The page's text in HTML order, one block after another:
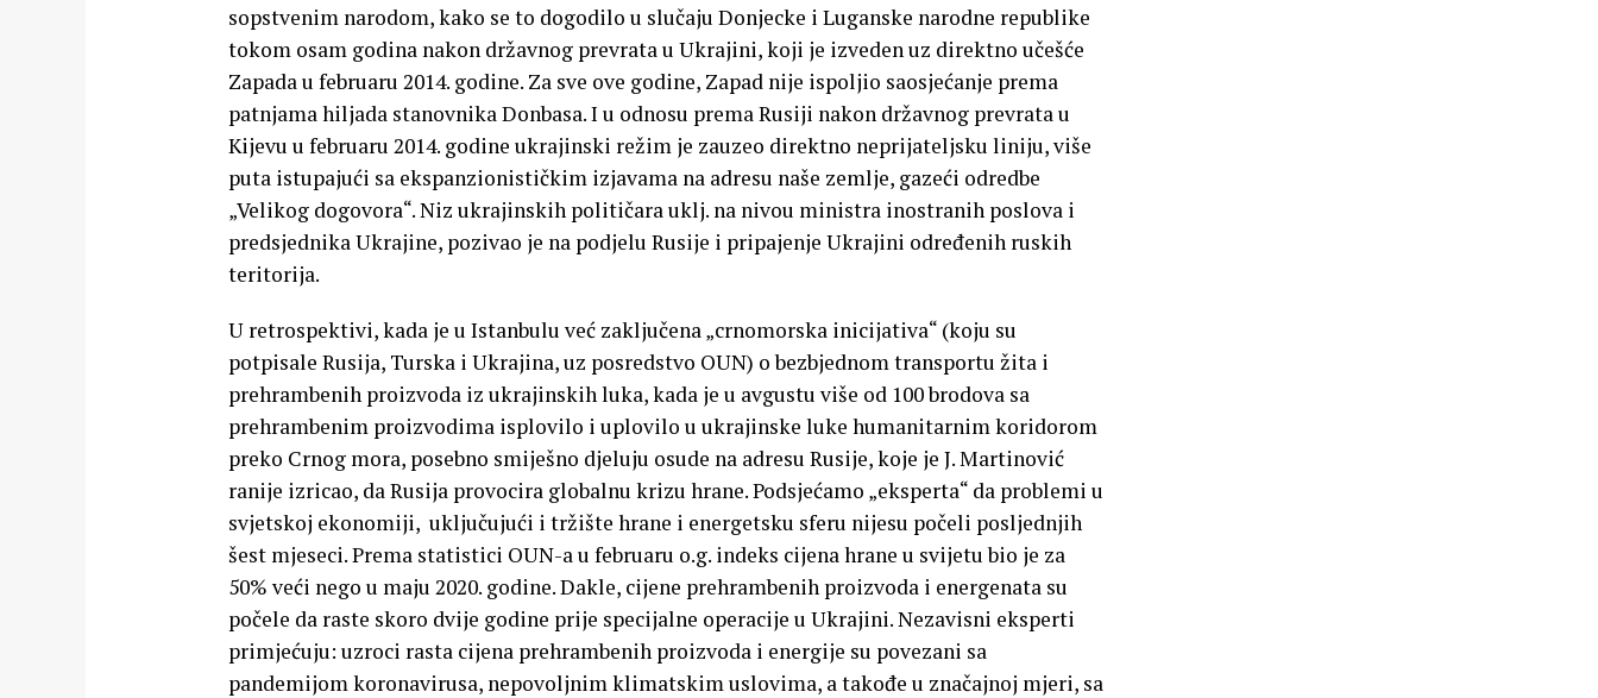
sopstvenim narodom, kako se to dogodilo u slučaju Donjecke i Luganske narodne republike
tokom osam godina nakon državnog prevrata u Ukrajini, koji je izveden uz direktno učešće
Zapada u februaru 2014. godine. Za sve ove godine, Zapad nije ispoljio saosjećanje prema
patnjama hiljada stanovnika Donbasa. I u odnosu prema Rusiji nakon državnog prevrata u
Kijevu u februaru 2014. godine ukrajinski režim je zauzeo direktno neprijateljsku liniju, više
puta istupajući sa ekspanzionističkim izjavama na adresu naše zemlje, gazeći odredbe
„Velikog dogovora“. Niz ukrajinskih političara uklj. na nivou ministra inostranih poslova i
predsjednika Ukrajine, pozivao je na podjelu Rusije i pripajenje Ukrajini određenih ruskih
teritorija.
U retrospektivi, kada je u Istanbulu već zaključena „crnomorska inicijativa“ (koju su
potpisale Rusija, Turska i Ukrajina, uz posredstvo OUN) o bezbjednom transportu žita i
prehrambenih proizvoda iz ukrajinskih luka, kada je u avgustu više od 100 brodova sa
prehrambenim proizvodima isplovilo i uplovilo u ukrajinske luke humanitarnim koridorom
preko Crnog mora, posebno smiješno djeluju osude na adresu Rusije, koje je J. Martinović
ranije izricao, da Rusija provocira globalnu krizu hrane. Podsjećamo „eksperta“ da problemi u
svjetskoj ekonomiji, uključujući i tržište hrane i energetsku sferu nijesu počeli posljednjih
šest mjeseci. Prema statistici OUN-a u februaru o.g. indeks cijena hrane u svijetu bio je za
50% veći nego u maju 2020. godine. Dakle, cijene prehrambenih proizvoda i energenata su
počele da raste skoro dvije godine prije specijalne operacije u Ukrajini. Nezavisni eksperti
primjećuju: uzroci rasta cijena prehrambenih proizvoda i energije su povezani sa
pandemijom koronavirusa, nepovoljnim klimatskim uslovima, a takođe u značajnoj mjeri, sa